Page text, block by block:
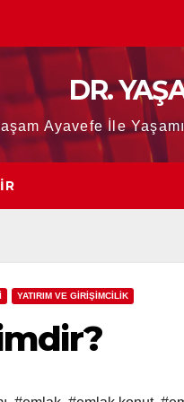
DR.
Ayavefe İle
YATIRIM VE GİRİŞİMCİLİK